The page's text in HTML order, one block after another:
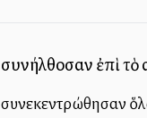
συνήλθοσαν ἐπὶ
συνεκεντρώθησαν